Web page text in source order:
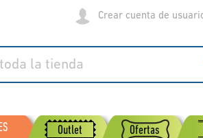
Crear cuenta de
Outlet Ofertas